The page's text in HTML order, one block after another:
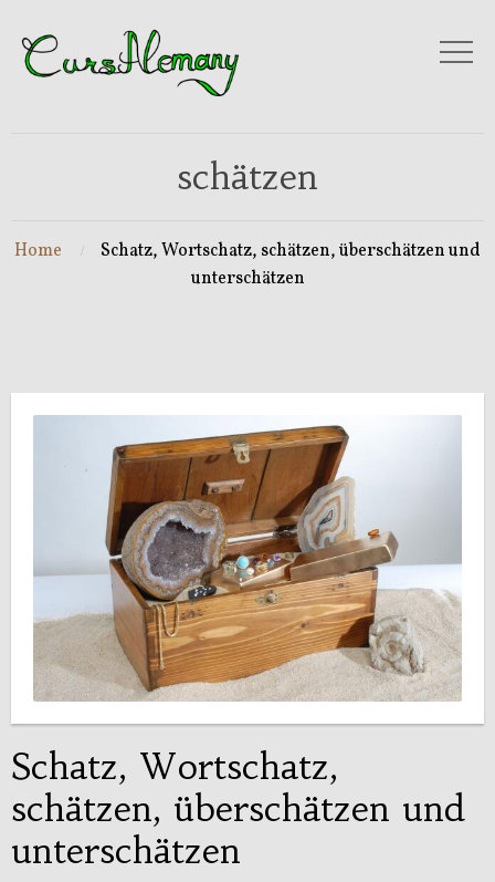
schätzen
Home
Schatz, Wortschatz, schätzen, überschätzen und
unterschätzen
Schatz, Wortschatz,
schätzen, überschätzen und
unterschätzen